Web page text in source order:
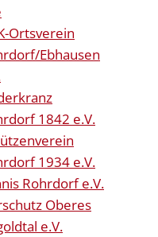
Ortsverein
Ebhausen
1842 e.V.
1934 e.V.
Rohrdorf e.V.
Oberes
e.V.